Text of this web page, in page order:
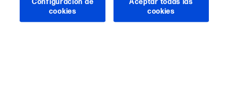
Configuración de
cookies
Aceptar todas las
cookies